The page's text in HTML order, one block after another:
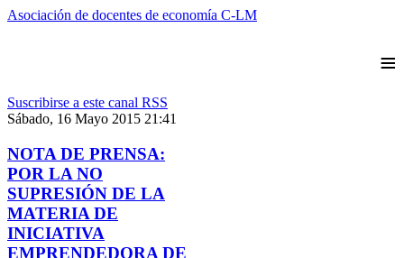
Asociación de docentes de economía C-LM
≡
Suscribirse a este canal RSS
Sábado, 16 Mayo 2015 21:41
NOTA DE PRENSA:
POR LA NO
SUPRESIÓN DE LA
MATERIA DE
INICIATIVA
EMPRENDEDORA DE